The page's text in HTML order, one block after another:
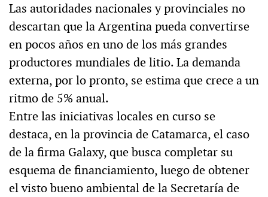
Las autoridades nacionales y provinciales no
descartan que la Argentina pueda convertirse
en pocos años en uno de los más grandes
productores mundiales de litio. La demanda
externa, por lo pronto, se estima que crece a un
ritmo de 5% anual.
Entre las iniciativas locales en curso se
destaca, en la provincia de Catamarca, el caso
de la firma Galaxy, que busca completar su
esquema de financiamiento, luego de obtener
el visto bueno ambiental de la Secretaría de